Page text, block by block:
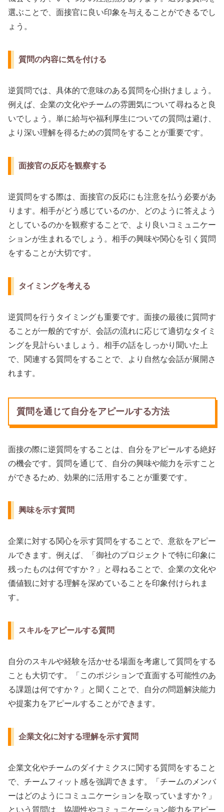
選ぶことで、面接官に良い印象を与えることができるでし
ょう。
質問の内容に気を付ける
逆質問では、具体的で意味のある質問を心掛けましょう。
例えば、企業の文化やチームの雰囲気について尋ねると良
いでしょう。単に給与や福利厚生についての質問は避け、
より深い理解を得るための質問をすることが重要です。
面接官の反応を観察する
逆質問をする際は、面接官の反応にも注意を払う必要があ
ります。相手がどう感じているのか、どのように答えよう
としているのかを観察することで、より良いコミュニケー
ションが生まれるでしょう。相手の興味や関心を引く質問
をすることが大切です。
タイミングを考える
逆質問を行うタイミングも重要です。面接の最後に質問す
ることが一般的ですが、会話の流れに応じて適切なタイミ
ングを見計らいましょう。相手の話をしっかり聞いた上
で、関連する質問をすることで、より自然な会話が展開さ
れます。
質問を通じて自分をアピールする方法
面接の際に逆質問をすることは、自分をアピールする絶好
の機会です。質問を通じて、自分の興味や能力を示すこと
ができるため、効果的に活用することが重要です。
興味を示す質問
企業に対する関心を示す質問をすることで、意欲をアピー
ルできます。例えば、「御社のプロジェクトで特に印象に
残ったものは何ですか？」と尋ねることで、企業の文化や
価値観に対する理解を深めていることを印象付けられま
す。
スキルをアピールする質問
自分のスキルや経験を活かせる場面を考慮して質問をする
ことも大切です。「このポジションで直面する可能性のあ
る課題は何ですか？」と聞くことで、自分の問題解決能力
や提案力をアピールすることができます。
企業文化に対する理解を示す質問
企業文化やチームのダイナミクスに関する質問をすること
で、チームフィット感を強調できます。「チームのメンバ
ーはどのようにコミュニケーションを取っていますか？」
という質問は、協調性やコミュニケーション能力をアピー